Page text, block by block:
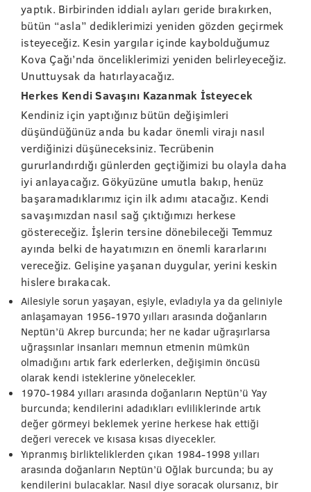
yaptık. Birbirinden iddialı ayları geride bırakırken,
bütün “asla” dediklerimizi yeniden gözden geçirmek
isteyeceğiz. Kesin yargılar içinde kaybolduğumuz
Kova Çağı’nda önceliklerimizi yeniden belirleyeceğiz.
Unuttuysak da hatırlayacağız.
Herkes Kendi Savaşını Kazanmak İsteyecek
Kendiniz için yaptığınız bütün değişimleri
düşündüğünüz anda bu kadar önemli virajı nasıl
verdiğinizi düşüneceksiniz. Tecrübenin
gururlandırdığı günlerden geçtiğimizi bu olayla daha
iyi anlayacağız. Gökyüzüne umutla bakıp, henüz
başaramadıklarımız için ilk adımı atacağız. Kendi
savaşımızdan nasıl sağ çıktığımızı herkese
göstereceğiz. İşlerin tersine dönebileceği Temmuz
ayında belki de hayatımızın en önemli kararlarını
vereceğiz. Gelişine yaşanan duygular, yerini keskin
hislere bırakacak.
Ailesiyle sorun yaşayan, eşiyle, evladıyla ya da geliniyle
anlaşamayan 1956-1970 yılları arasında doğanların
Neptün’ü Akrep burcunda; her ne kadar uğraşırlarsa
uğraşsınlar insanları memnun etmenin mümkün
olmadığını artık fark ederlerken, değişimin öncüsü
olarak kendi isteklerine yönelecekler.
1970-1984 yılları arasında doğanların Neptün’ü Yay
burcunda; kendilerini adadıkları evliliklerinde artık
değer görmeyi beklemek yerine herkese hak ettiği
değeri verecek ve kısasa kısas diyecekler.
Yıpranmış birlikteliklerden çıkan 1984-1998 yılları
arasında doğanların Neptün’ü Oğlak burcunda; bu ay
kendilerini bulacaklar. Nasıl diye soracak olursanız, bir